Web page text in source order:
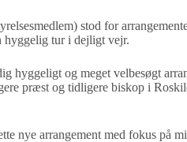
stod for
hyggelig tur i dejligt vejr.
hyggeligt og meget velbesøgt
præst og tidligere biskop i
nye arrangement med fokus på